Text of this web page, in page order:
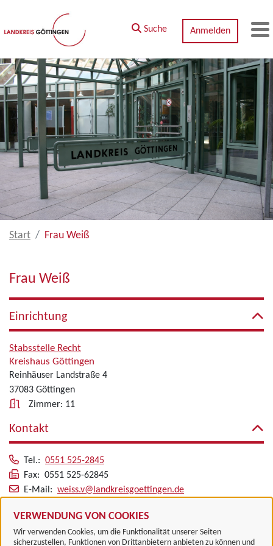
Zum Hauptinhalt springen
VERWENDUNG VON COOKIES
Wir verwenden Cookies, um die Funktionalität unserer Seiten
sicherzustellen, Funktionen von Drittanbietern anbieten zu können und
Suche Anmelden
Start Frau Weiß
Frau Weiß
Einrichtung
Stabsstelle Recht
Kreishaus Göttingen
Reinhäuser Landstraße 4
37083 Göttingen
Zimmer: 11
Kontakt
Tel.: 0551 525-2845
Fax: 0551 525-62845
E-Mail: weiss.v@landkreisgoettingen.de
Alle zugeordneten Einrichtungen